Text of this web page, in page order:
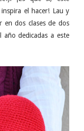
el hacer! Lau y
en dos clases de dos
dedicadas a este